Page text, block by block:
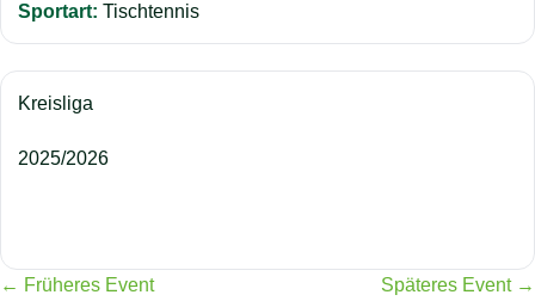
Sportart: Tischtennis
Kreisliga
2025/2026
← Früheres Event Späteres Event →